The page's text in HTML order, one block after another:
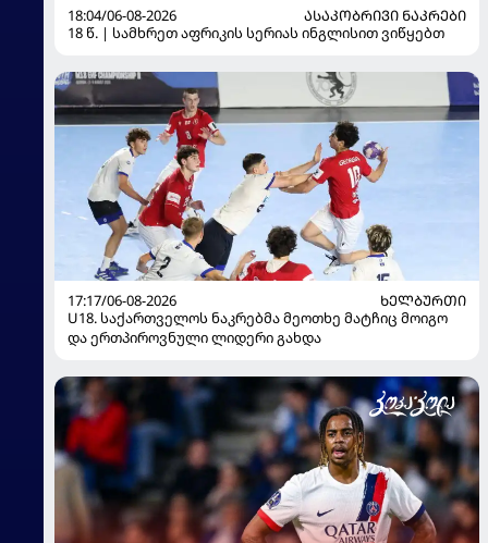
18:04/06-08-2026
ᲐᲡᲐᲙᲝᲑᲠᲘᲕᲘ ᲜᲐᲙᲠᲔᲑᲘ
18 წ. | სამხრეთ აფრიკის სერიას ინგლისით ვიწყებთ
17:17/06-08-2026
ᲮᲔᲚᲑᲣᲠᲗᲘ
U18. საქართველოს ნაკრებმა მეოთხე მატჩიც მოიგო
და ერთპიროვნული ლიდერი გახდა